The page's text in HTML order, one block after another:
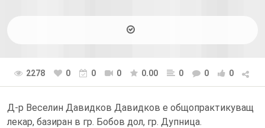
2278 0 0 0 0.00 0 0 0
Д-р Веселин Давидков Давидков е общопрактикуващ
лекар, базиран в гр. Бобов дол, гр. Дупница.